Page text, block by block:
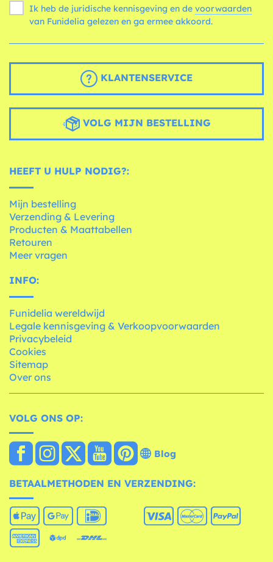
Ik heb de juridische kennisgeving en de voorwaarden
van Funidelia gelezen en ga ermee akkoord.
KLANTENSERVICE
VOLG MIJN BESTELLING
HEEFT U HULP NODIG?:
Mijn bestelling
Verzending & Levering
Producten & Maattabellen
Retouren
Meer vragen
INFO:
Funidelia wereldwijd
Legale kennisgeving & Verkoopvoorwaarden
Privacybeleid
Cookies
Sitemap
Over ons
VOLG ONS OP:
Blog
BETAALMETHODEN EN VERZENDING: